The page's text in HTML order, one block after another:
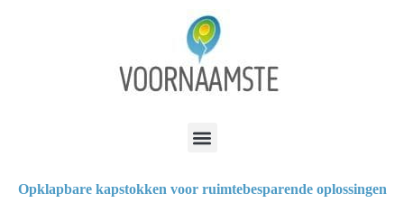
Opklapbare kapstokken voor ruimtebesparende oplossingen